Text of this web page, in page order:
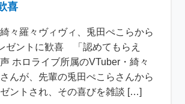
喜
々羅々ヴィヴィ、兎田ぺこらから
ゼントに歓喜 「認めてもらえ
ホロライブ所属のVTuber・綺々
んが、先輩の兎田ぺこらさんから
ントされ、その喜びを雑談 […]